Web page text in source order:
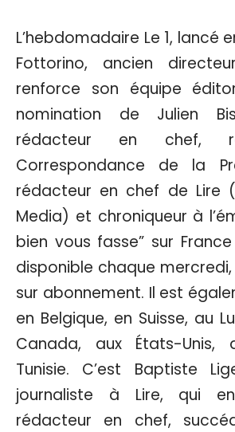
L’hebdomadaire Le 1, lancé
Fottorino, ancien
renforce son équipe
nomination de Julien
rédacteur en chef,
Correspondance de la
rédacteur en chef de Lire
Media) et chroniqueur à
bien vous fasse” sur
disponible chaque
sur abonnement. Il est
en Belgique, en Suisse, au
Canada, aux États-
Tunisie. C’est Baptiste
journaliste à Lire, qui
rédacteur en chef,